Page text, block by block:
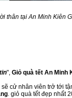
thân tại An Minh Kiên
", Giỏ quà tết An Minh
cử nhân viên trở tới
. giỏ quà tết đẹp nhất